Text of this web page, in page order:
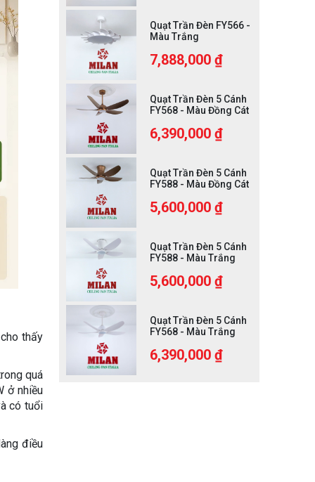
thấy
quá
ở nhiều
có tuổi
điều
Quạt Trần Đèn FY566 -
Màu Trắng
7,888,000 ₫
Quạt Trần Đèn 5 Cánh
FY568 - Màu Đồng Cát
6,390,000 ₫
Quạt Trần Đèn 5 Cánh
FY588 - Màu Đồng Cát
5,600,000 ₫
Quạt Trần Đèn 5 Cánh
FY588 - Màu Trắng
5,600,000 ₫
Quạt Trần Đèn 5 Cánh
FY568 - Màu Trắng
6,390,000 ₫